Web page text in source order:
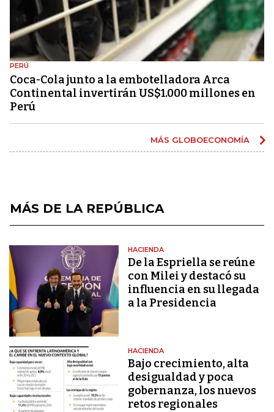
PERÚ
Coca-Cola junto a la embotelladora Arca
Continental invertirán US$1.000 millones en
Perú
MÁS GLOBOECONOMÍA
MÁS DE LA REPÚBLICA
HACIENDA
De la Espriella se reúne
con Milei y destacó su
influencia en su llegada
a la Presidencia
HACIENDA
Bajo crecimiento, alta
desigualdad y poca
gobernanza, los nuevos
retos regionales